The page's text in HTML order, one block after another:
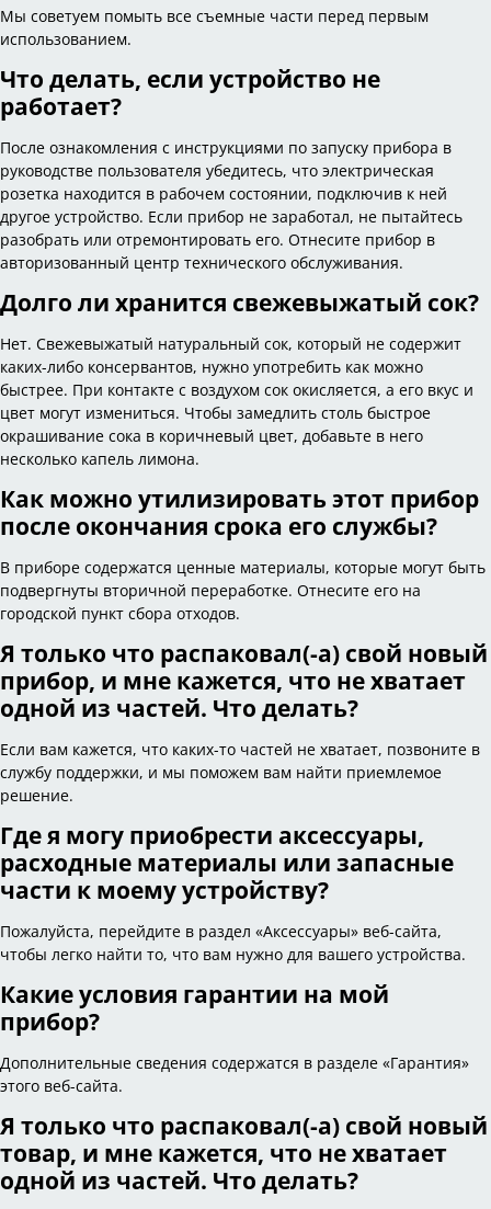
Мы советуем помыть все съемные части перед первым
использованием.
Что делать, если устройство не
работает?
После ознакомления с инструкциями по запуску прибора в
руководстве пользователя убедитесь, что электрическая
розетка находится в рабочем состоянии, подключив к ней
другое устройство. Если прибор не заработал, не пытайтесь
разобрать или отремонтировать его. Отнесите прибор в
авторизованный центр технического обслуживания.
Долго ли хранится свежевыжатый сок?
Нет. Свежевыжатый натуральный сок, который не содержит
каких-либо консервантов, нужно употребить как можно
быстрее. При контакте с воздухом сок окисляется, а его вкус и
цвет могут измениться. Чтобы замедлить столь быстрое
окрашивание сока в коричневый цвет, добавьте в него
несколько капель лимона.
Как можно утилизировать этот прибор
после окончания срока его службы?
В приборе содержатся ценные материалы, которые могут быть
подвергнуты вторичной переработке. Отнесите его на
городской пункт сбора отходов.
Я только что распаковал(-а) свой новый
прибор, и мне кажется, что не хватает
одной из частей. Что делать?
Если вам кажется, что каких-то частей не хватает, позвоните в
службу поддержки, и мы поможем вам найти приемлемое
решение.
Где я могу приобрести аксессуары,
расходные материалы или запасные
части к моему устройству?
Пожалуйста, перейдите в раздел «Аксессуары» веб-сайта,
чтобы легко найти то, что вам нужно для вашего устройства.
Какие условия гарантии на мой
прибор?
Дополнительные сведения содержатся в разделе «Гарантия»
этого веб-сайта.
Я только что распаковал(-а) свой новый
товар, и мне кажется, что не хватает
одной из частей. Что делать?